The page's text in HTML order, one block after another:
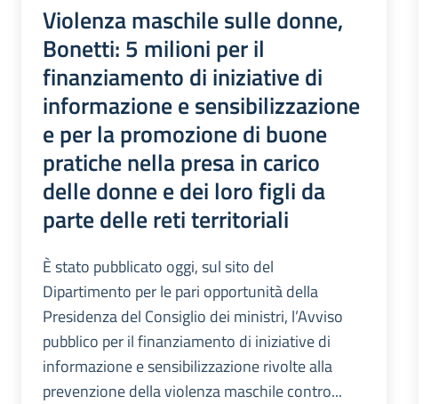
Violenza maschile sulle donne,
Bonetti: 5 milioni per il
finanziamento di iniziative di
informazione e sensibilizzazione
e per la promozione di buone
pratiche nella presa in carico
delle donne e dei loro figli da
parte delle reti territoriali
È stato pubblicato oggi, sul sito del
Dipartimento per le pari opportunità della
Presidenza del Consiglio dei ministri, l’Avviso
pubblico per il finanziamento di iniziative di
informazione e sensibilizzazione rivolte alla
prevenzione della violenza maschile contro...